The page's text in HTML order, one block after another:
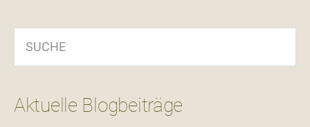
Aktuelle Blogbeiträge